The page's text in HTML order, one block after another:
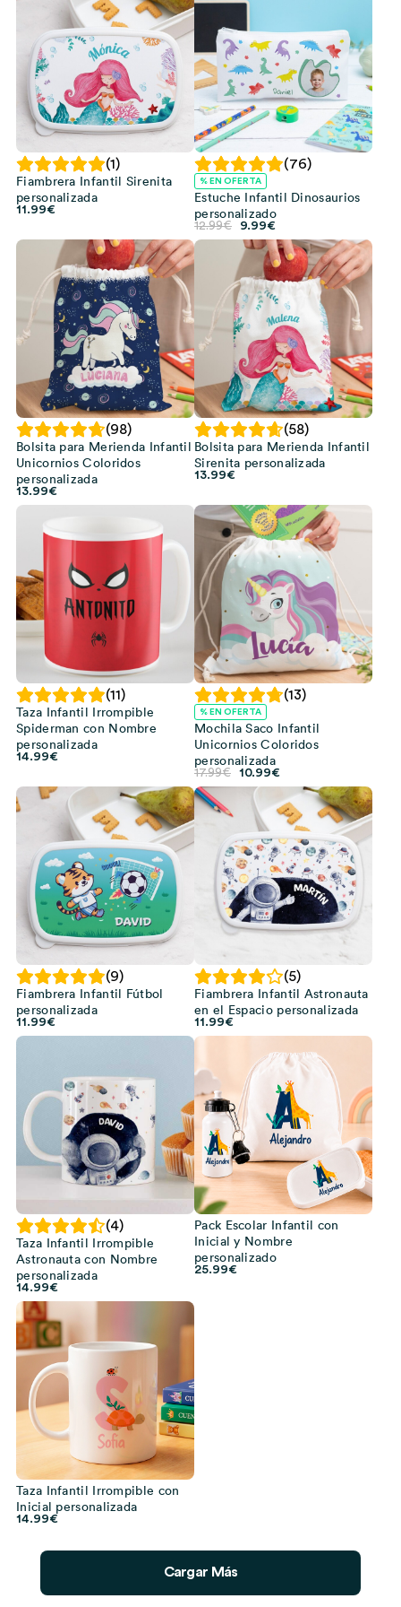
12.99€.9.99€.
(1)
Fiambrera Infantil Sirenita
personalizada
11.99€
(76)
% EN OFERTA
Estuche Infantil Dinosaurios
personalizado
12.99€
El
precio
original
era:
12.99€.
9.99€
precio
actual
es:
9.99€.
(98)
Bolsita para Merienda Infantil
Unicornios Coloridos
personalizada
13.99€
(58)
Bolsita para Merienda Infantil
Sirenita personalizada
13.99€
(11)
Taza Infantil Irrompible
Spiderman con Nombre
personalizada
14.99€
(13)
% EN OFERTA
Mochila Saco Infantil
Unicornios Coloridos
personalizada
17.99€
El
precio
era:
17.99€.
10.99€
precio
actual
es:
10.99€.
(9)
Fiambrera Infantil Fútbol
personalizada
11.99€
(5)
Fiambrera Infantil Astronauta
en el Espacio personalizada
11.99€
(4)
Taza Infantil Irrompible
Astronauta con Nombre
personalizada
14.99€
Pack Escolar Infantil con
Inicial y Nombre
personalizado
25.99€
Taza Infantil Irrompible con
Inicial personalizada
14.99€
Cargar Más